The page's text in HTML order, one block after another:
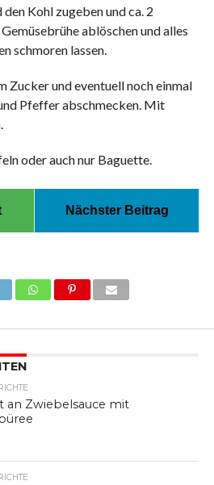
Kohl zugeben und ca. 2
ablöschen und alles
schmoren lassen.
Zucker und eventuell noch einmal
Pfeffer abschmecken. Mit
oder auch nur Baguette.
Nächster Beitrag
an Zwiebelsauce mit